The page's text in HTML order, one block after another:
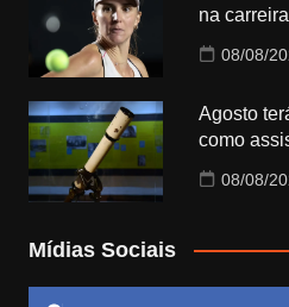
na
08/08/
Agosto
como
08/08/
Mídias Sociais